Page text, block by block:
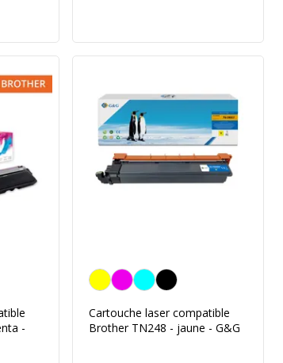
-
Jaune
Cartouche laser compatible
Brother TN248 - jaune - G&G